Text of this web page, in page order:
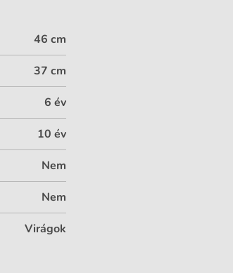
46 cm
37 cm
6 év
10 év
Nem
Nem
Virágok